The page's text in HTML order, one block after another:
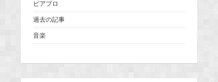
ピアプロ
過去の記事
音楽